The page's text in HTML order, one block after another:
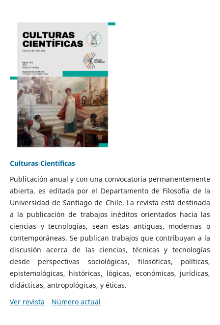
Culturas Científicas
Publicación anual y con una convocatoria permanentemente
abierta, es editada por el Departamento de Filosofía de la
Universidad de Santiago de Chile. La revista está destinada
a la publicación de trabajos inéditos orientados hacia las
ciencias y tecnologías, sean estas antiguas, modernas o
contemporáneas. Se publican trabajos que contribuyan a la
discusión acerca de las ciencias, técnicas y tecnologías
desde perspectivas sociológicas, filosóficas, políticas,
epistemológicas, históricas, lógicas, económicas, jurídicas,
didácticas, antropológicas, y éticas.
Ver revista
Número actual